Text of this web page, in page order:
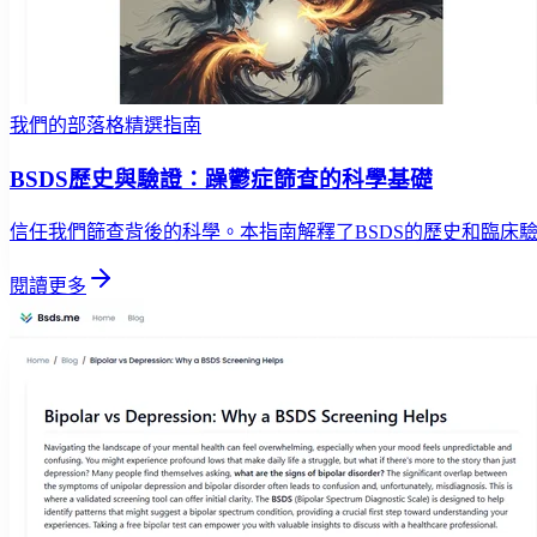
我們的部落格精選指南
BSDS歷史與驗證：躁鬱症篩查的科學基礎
信任我們篩查背後的科學。本指南解釋了BSDS的歷史和臨床
閱讀更多